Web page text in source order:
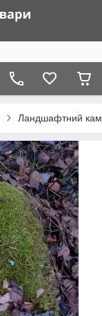
Ландшафтний